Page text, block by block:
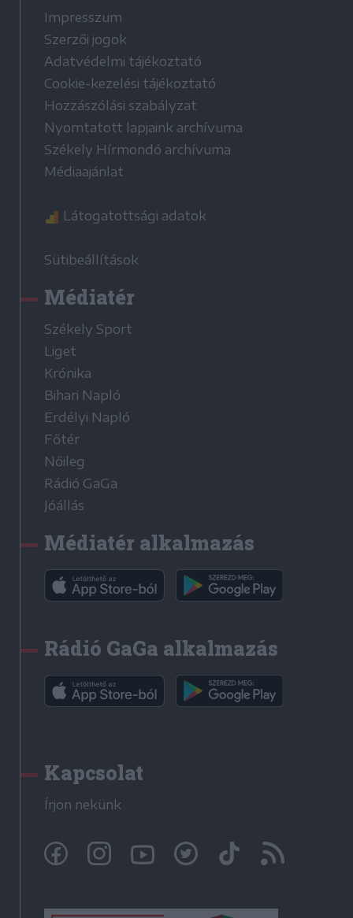
Impresszum
Szerzői jogok
Adatvédelmi tájékoztató
Cookie-kezelési tájékoztató
Hozzászólási szabályzat
Nyomtatott lapjaink archívuma
Székely Hírmondó archívuma
Médiaajánlat
Látogatottsági adatok
Sütibeállítások
Médiatér
Székely Sport
Liget
Krónika
Bihari Napló
Erdélyi Napló
Főtér
Nőileg
Rádió GaGa
Jóállás
Médiatér alkalmazás
Rádió GaGa alkalmazás
Kapcsolat
Írjon nekünk